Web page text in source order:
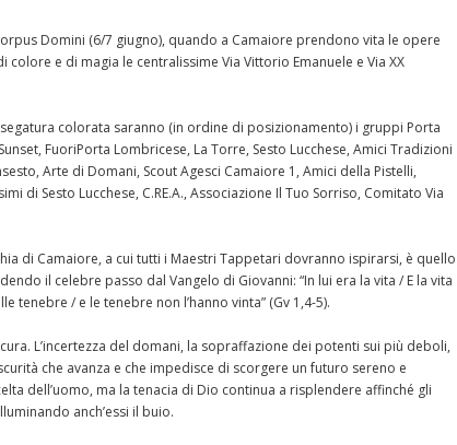
Domini (6/7 giugno), quando a Camaiore prendono vita le opere
e di magia le centralissime Via Vittorio Emanuele e Via XX
colorata saranno (in ordine di posizionamento) i gruppi Porta
FuoriPorta Lombricese, La Torre, Sesto Lucchese, Amici Tradizioni
Arte di Domani, Scout Agesci Camaiore 1, Amici della Pistelli,
di Sesto Lucchese, C.RE.A., Associazione Il Tuo Sorriso, Comitato Via
di Camaiore, a cui tutti i Maestri Tappetari dovranno ispirarsi, è quello
il celebre passo dal Vangelo di Giovanni: “In lui era la vita / E la vita
tenebre / e le tenebre non l’hanno vinta” (Gv 1,4-5).
L’incertezza del domani, la sopraffazione dei potenti sui più deboli,
che avanza e che impedisce di scorgere un futuro sereno e
dell’uomo, ma la tenacia di Dio continua a risplendere affinché gli
anch’essi il buio.